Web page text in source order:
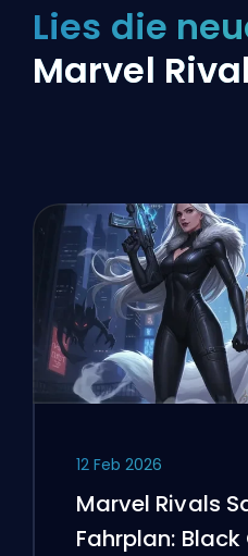
Lies die
Marvel
12 Feb 2026
Marvel Rivals
Fahrplan: